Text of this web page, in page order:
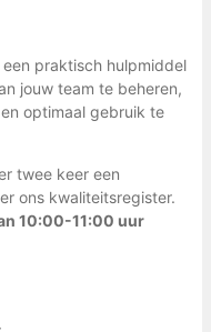
een praktisch hulpmiddel
jouw team te beheren,
optimaal gebruik te
twee keer een
ons kwaliteitsregister.
10:00-11:00 uur